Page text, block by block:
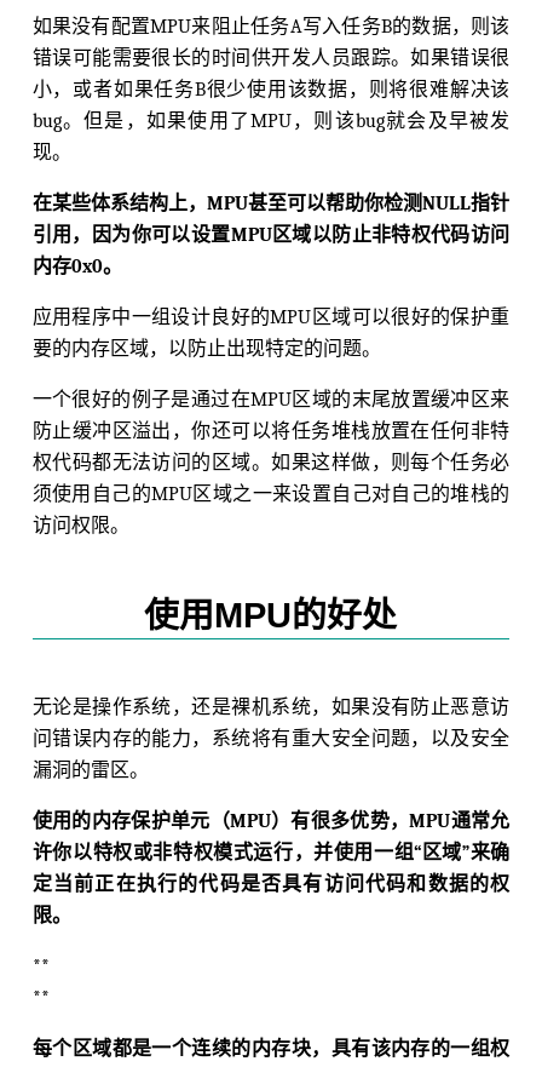
如果没有配置MPU来阻止任务A写入任务B的数据，则该
错误可能需要很长的时间供开发人员跟踪。如果错误很
小，或者如果任务B很少使用该数据，则将很难解决该
bug。但是，如果使用了MPU，则该bug就会及早被发
现。
在某些体系结构上，MPU甚至可以帮助你检测NULL指针
引用，因为你可以设置MPU区域以防止非特权代码访问
内存0x0。
应用程序中一组设计良好的MPU区域可以很好的保护重
要的内存区域，以防止出现特定的问题。
一个很好的例子是通过在MPU区域的末尾放置缓冲区来
防止缓冲区溢出，你还可以将任务堆栈放置在任何非特
权代码都无法访问的区域。如果这样做，则每个任务必
须使用自己的MPU区域之一来设置自己对自己的堆栈的
访问权限。
使用MPU的好处
无论是操作系统，还是裸机系统，如果没有防止恶意访
问错误内存的能力，系统将有重大安全问题，以及安全
漏洞的雷区。
使用的内存保护单元（MPU）有很多优势，MPU通常允
许你以特权或非特权模式运行，并使用一组“区域”来确
定当前正在执行的代码是否具有访问代码和数据的权
限。
**
**
每个区域都是一个连续的内存块，具有该内存的一组权